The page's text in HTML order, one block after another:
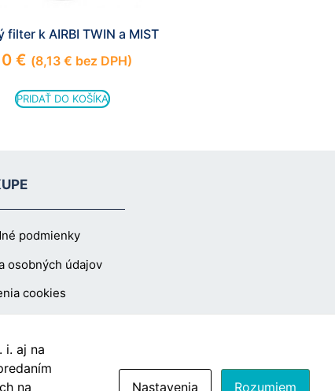
filter k AIRBI TWIN a MIST
€ (8,13 € bez DPH)
PRIDAŤ DO KOŠÍKA
podmienky
osobných údajov
cookies
Vzdušín.sk
i. aj na
na
Nastavenia Rozumiem